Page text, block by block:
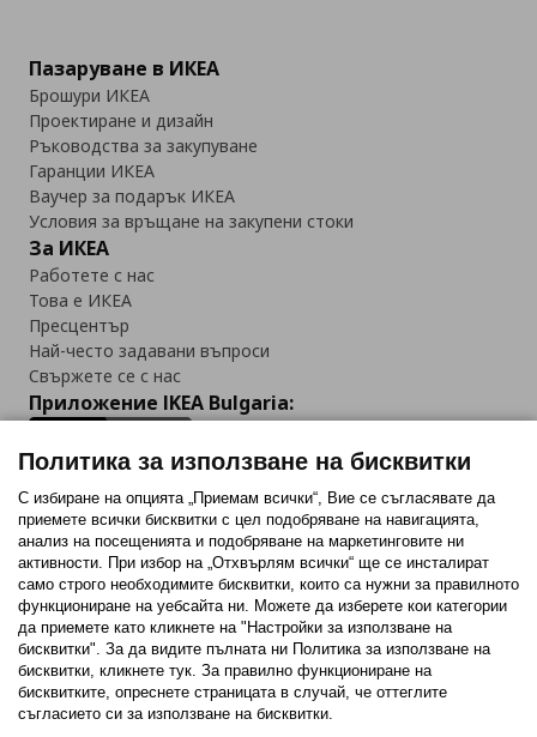
Пазаруване в ИКЕА
Брошури ИКЕА
Проектиране и дизайн
Ръководства за закупуване
Гаранции ИКЕА
Ваучер за подарък ИКЕА
Условия за връщане на закупени стоки
За ИКЕА
Работете с нас
Това е ИКЕА
Пресцентър
Най-често задавани въпроси
Свържете се с нас
Приложение IKEA Bulgaria:
Последвайте ни:
FacebookTwitterYoutubePinterestInstagram
Политика за използване на бисквитки (Cookies)
Политика за използване на бисквитки
С избиране на опцията „Приемам всички“, Вие се съгласявате да
приемете всички бисквитки с цел подобряване на навигацията,
анализ на посещенията и подобряване на маркетинговите ни
активности. При избор на „Отхвърлям всички“ ще се инсталират
само строго необходимитe бисквитки, които са нужни за правилното
функциониране на уебсайта ни. Можете да изберете кои категории
да приемете като кликнете на "Настройки за използване на
бисквитки". За да видите пълната ни Политика за използване на
бисквитки, кликнете тук. За правилно функциониране на
бисквитките, опреснете страницата в случай, че оттеглите
съгласието си за използване на бисквитки.